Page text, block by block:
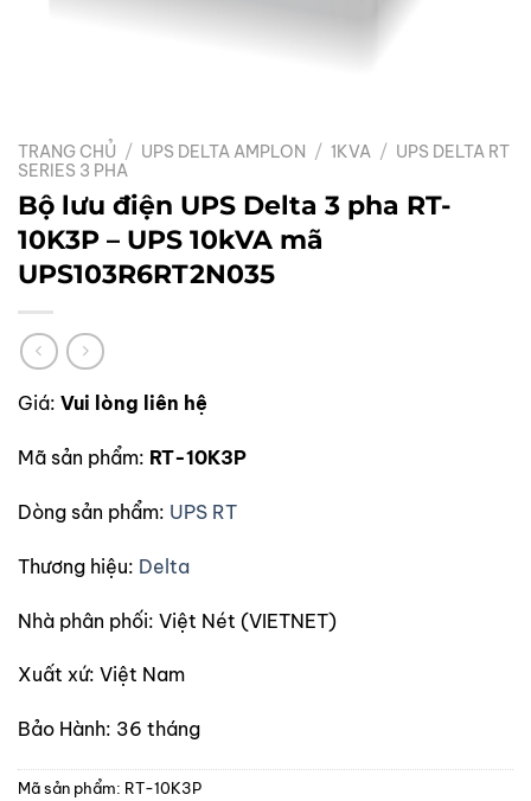
TRANG CHỦ / UPS DELTA AMPLON / 1KVA / UPS DELTA RT
SERIES 3 PHA
Bộ lưu điện UPS Delta 3 pha RT-
10K3P – UPS 10kVA mã
UPS103R6RT2N035
Giá: Vui lòng liên hệ
Mã sản phẩm: RT-10K3P
Dòng sản phẩm: UPS RT
Thương hiệu: Delta
Nhà phân phối: Việt Nét (VIETNET)
Xuất xứ: Việt Nam
Bảo Hành: 36 tháng
Mã sản phẩm: RT-10K3P